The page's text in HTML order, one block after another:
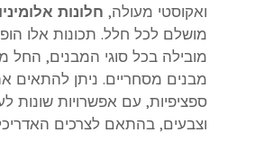
ואקוסטי מעולה, חלונות
מושלם לכל חלל. תכונות אלו
מובילה בכל סוגי המבנים, החל
מבנים מסחריים. ניתן להתאים
ספציפיות, עם אפשרויות שונות
וצבעים, בהתאם לצרכים